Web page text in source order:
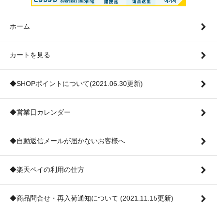
ホーム
カートを見る
◆SHOPポイントについて(2021.06.30更新)
◆営業日カレンダー
◆自動返信メールが届かないお客様へ
◆楽天ペイの利用の仕方
◆商品問合せ・再入荷通知について (2021.11.15更新)